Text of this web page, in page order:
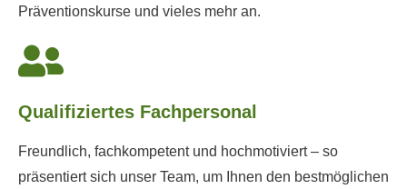
Präventionskurse und vieles mehr an.
Qualifiziertes Fachpersonal
Freundlich, fachkompetent und hochmotiviert – so
präsentiert sich unser Team, um Ihnen den bestmöglichen